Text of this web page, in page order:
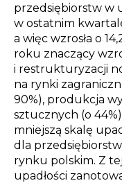
przedsiębiorstw w
w ostatnim
a więc wzrosła o
roku znaczący
i restrukturyzacji
na rynki
90%), produkcja
sztucznych (o
mniejszą skalę
dla przedsiębiorstw
rynku polskim. Z
upadłości